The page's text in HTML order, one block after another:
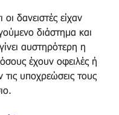
οι δανειστές είχαν
διάστημα και
αυστηρότερη η
όσους έχουν οφειλές ή
υποχρεώσεις τους